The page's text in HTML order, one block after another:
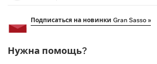
Подписаться на новинки Gran Sasso »
Нужна помощь?